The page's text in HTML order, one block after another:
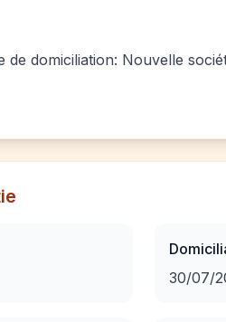
de domiciliation: Nouvelle
30/07/